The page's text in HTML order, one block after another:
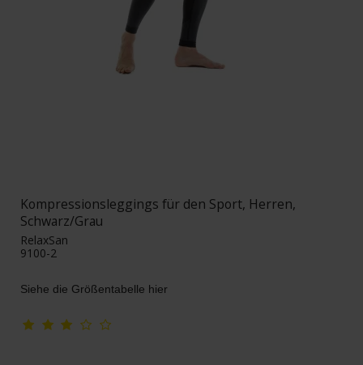
Kompressionsleggings für den Sport, Herren,
Schwarz/Grau
RelaxSan
9100-2
Siehe die Größentabelle hier